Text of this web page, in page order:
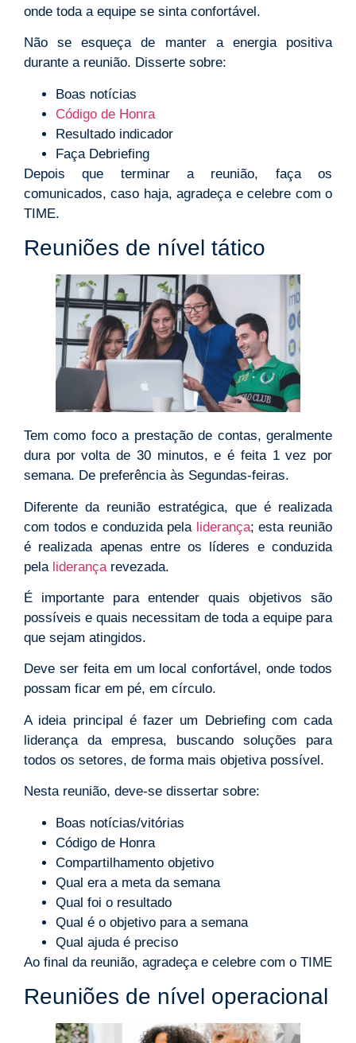
onde toda a equipe se sinta confortável.
Não se esqueça de manter a energia positiva
durante a reunião. Disserte sobre:
Boas notícias
Código de Honra
Resultado indicador
Faça Debriefing
Depois que terminar a reunião, faça os
comunicados, caso haja, agradeça e celebre com o
TIME.
Reuniões de nível tático
Tem como foco a prestação de contas, geralmente
dura por volta de 30 minutos, e é feita 1 vez por
semana. De preferência às Segundas-feiras.
Diferente da reunião estratégica, que é realizada
com todos e conduzida pela liderança; esta reunião
é realizada apenas entre os líderes e conduzida
pela liderança revezada.
É importante para entender quais objetivos são
possíveis e quais necessitam de toda a equipe para
que sejam atingidos.
Deve ser feita em um local confortável, onde todos
possam ficar em pé, em círculo.
A ideia principal é fazer um Debriefing com cada
liderança da empresa, buscando soluções para
todos os setores, de forma mais objetiva possível.
Nesta reunião, deve-se dissertar sobre:
Boas notícias/vitórias
Código de Honra
Compartilhamento objetivo
Qual era a meta da semana
Qual foi o resultado
Qual é o objetivo para a semana
Qual ajuda é preciso
Ao final da reunião, agradeça e celebre com o TIME
Reuniões de nível operacional